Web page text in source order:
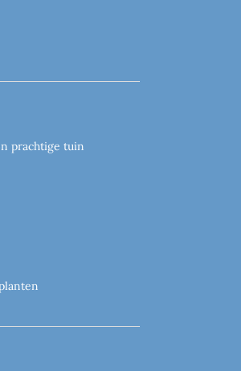
prachtige tuin